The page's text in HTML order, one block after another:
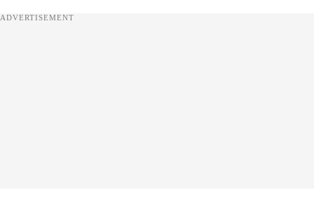
ADVERTISEMENT